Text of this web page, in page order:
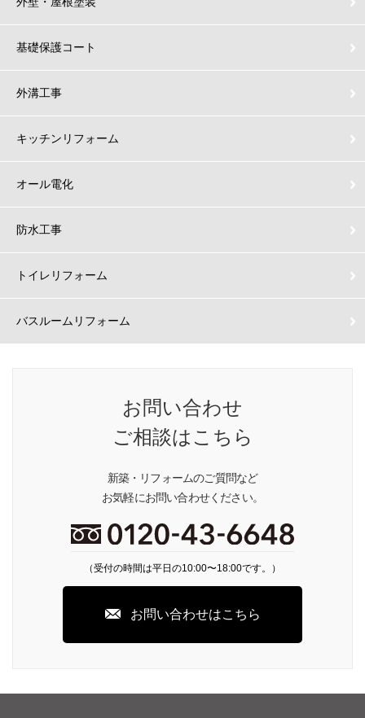
基礎保護コート
外溝工事
キッチンリフォーム
オール電化
防水工事
トイレリフォーム
バスルームリフォーム
お問い合わせ
ご相談はこちら
新築・リフォームのご質問など
お気軽にお問い合わせください。
（受付の時間は平日の10:00〜18:00です。）
お問い合わせはこちら